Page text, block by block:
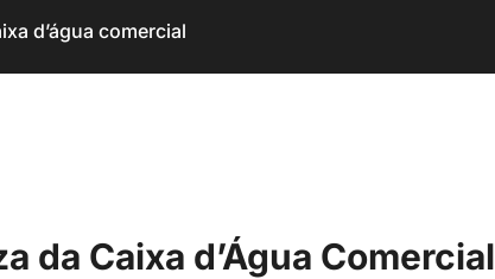
d’água comercial
da Caixa d’Água Comercial